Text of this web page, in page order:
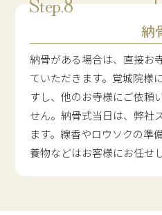
納
納骨がある場合は、直接お
ていただきます。覚城院様
すし、他のお寺様にご依頼
せん。納骨式当日は、弊社
ます。線香やロウソクの準
養物などはお客様にお任せ